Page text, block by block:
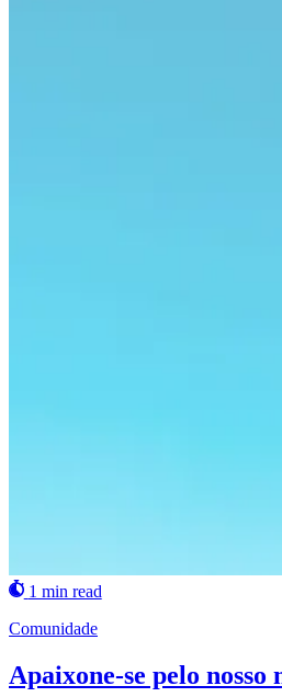
1 min read
Comunidade
Apaixone-se pelo